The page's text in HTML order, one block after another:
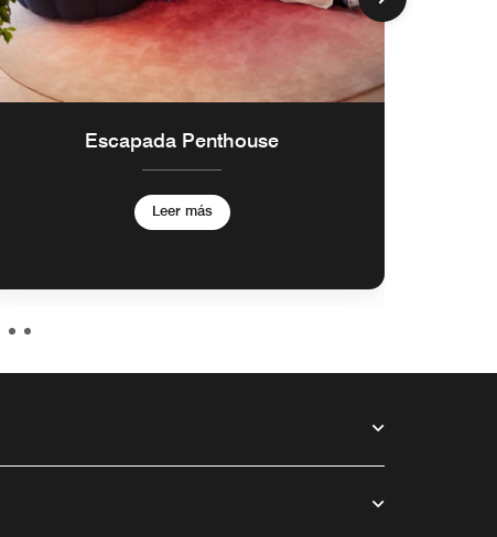
Escapada Penthouse
Leer más